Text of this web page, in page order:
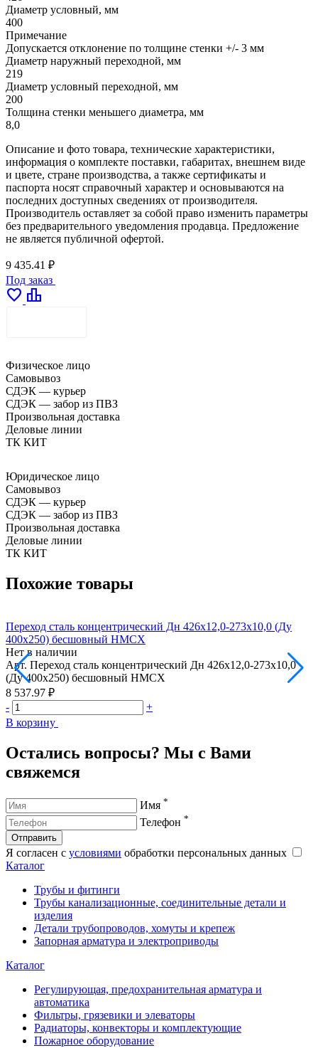
Диаметр условный, мм
400
Примечание
Допускается отклонение по толщине стенки +/- 3 мм
Диаметр наружный переходной, мм
219
Диаметр условный переходной, мм
200
Толщина стенки меньшего диаметра, мм
8,0
Описание и фото товара, технические характеристики,
информация о комплекте поставки, габаритах, внешнем виде
и цвете, стране производства, а также сертификаты и
паспорта носят справочный характер и основываются на
последних доступных сведениях от производителя.
Производитель оставляет за собой право изменить параметры
без предварительного уведомления продавца. Предложение
не является публичной офертой.
9 435.41 ₽
Под заказ
favorite leaderboard
Физическое лицо
Самовывоз
СДЭК — курьер
СДЭК — забор из ПВЗ
Произвольная доставка
Деловые линии
ТК КИТ
Юридическое лицо
Самовывоз
СДЭК — курьер
СДЭК — забор из ПВЗ
Произвольная доставка
Деловые линии
ТК КИТ
Похожие товары
Переход сталь концентрический Дн 426х12,0-273х10,0 (Ду
400х250) бесшовный HMCX
Нет в наличии
Арт. Переход сталь концентрический Дн 426х12,0-273х10,0
(Ду 400х250) бесшовный HMCX
8 537.97 ₽
-
+
В корзину
Остались вопросы? Мы с Вами
свяжемся
Имя *
Телефон *
Отправить
Я согласен с условиями обработки персональных данных
Каталог
Трубы и фитинги
Трубы канализационные, соединительные детали и
изделия
Детали трубопроводов, хомуты и крепеж
Запорная арматура и электроприводы
Каталог
Регулирующая, предохранительная арматура и
автоматика
Фильтры, грязевики и элеваторы
Радиаторы, конвекторы и комплектующие
Пожарное оборудование